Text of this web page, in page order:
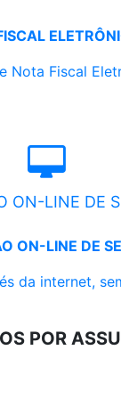
Nota Fiscal
ON-LINE DE
ON-LINE DE
da internet,
POR